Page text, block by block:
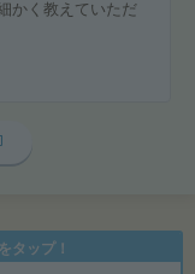
かく教えていただ
タップ！